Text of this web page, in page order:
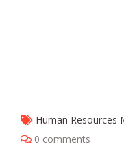
Human Resources
0 comments